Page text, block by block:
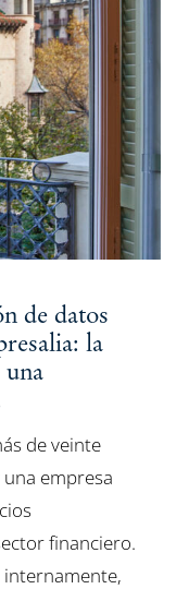
de datos
la
de veinte
empresa
financiero.
internamente,